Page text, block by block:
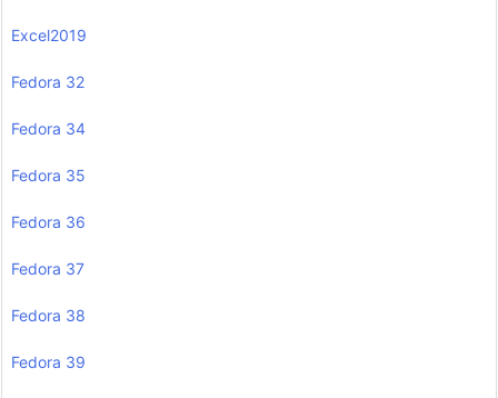
Excel2019
Fedora 32
Fedora 34
Fedora 35
Fedora 36
Fedora 37
Fedora 38
Fedora 39